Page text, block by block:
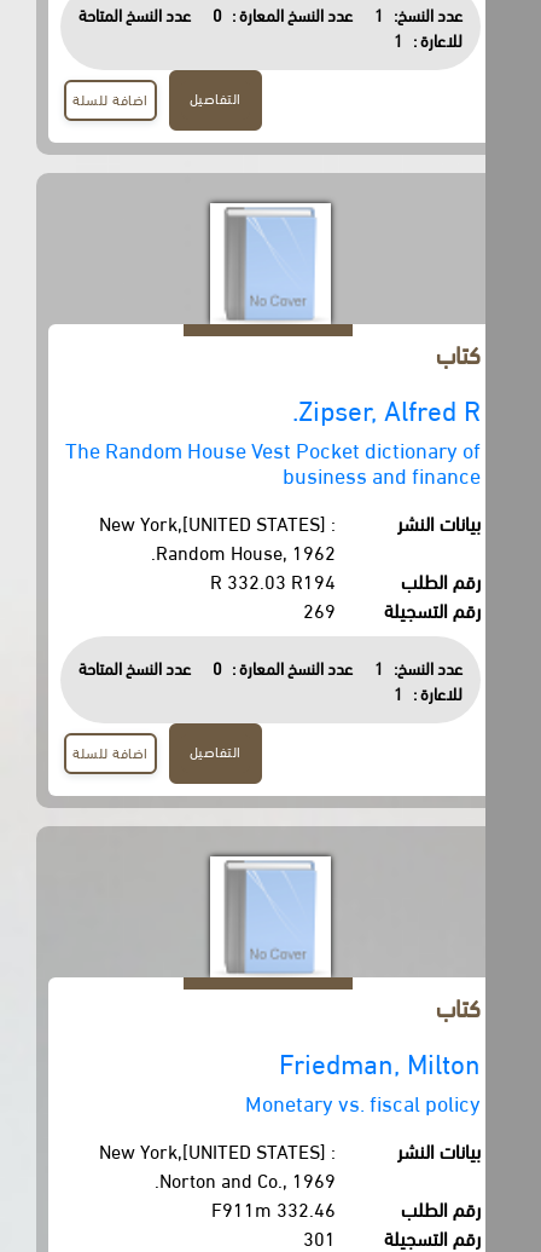
عدد النسخ: 1 عدد النسخ المعارة : 0
عدد النسخ المتاحة
للاعارة :
1
اضافة للسلة
Zipser, Alfred R.
The Random House Vest Pocket dictionary of
business and finance
بيانات النشر
New York,[UNITED STATES] :
Random House, 1962.
رقم الطلب
R 332.03 R194
رقم التسجيلة
269
عدد النسخ: 1 عدد النسخ المعارة : 0
عدد النسخ المتاحة
للاعارة :
1
اضافة للسلة
Friedman, Milton
Monetary vs. fiscal policy
بيانات النشر
New York,[UNITED STATES] :
Norton and Co., 1969.
رقم الطلب
332.46 F911m
رقم التسجيلة
301